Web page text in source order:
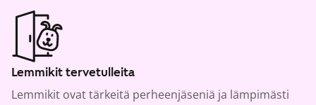
Lemmikit tervetulleita
Lemmikit ovat tärkeitä perheenjäseniä ja lämpimästi